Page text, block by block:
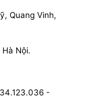
Quang Vinh,
Nội.
-